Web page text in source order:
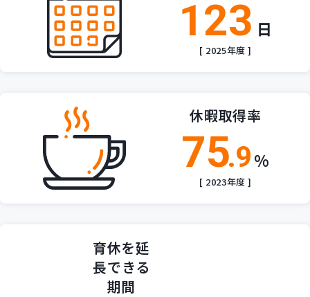
123 日
[ 2025年度 ]
休暇取得率
75.9%
[ 2023年度 ]
育休を延
長できる
期間